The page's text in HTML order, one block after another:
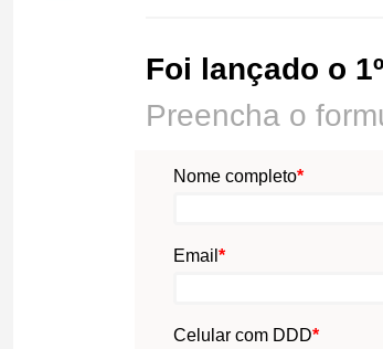
Foi lançado o
Preencha o
Nome completo*
Email *
Celular com DDD*